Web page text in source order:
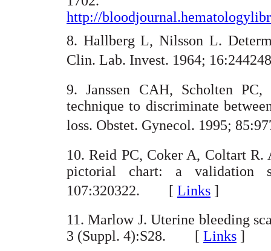
http://
8. Hallberg L, Nilsson L.
Clin. Lab. Invest. 1964;
9. Janssen CAH, Scholten
technique to discriminate
loss. Obstet. Gynecol. 1995;
10. Reid PC, Coker A, Coltart R.
pictorial chart: a validation
107:320322. [ Links ]
11. Marlow J. Uterine bleeding
3 (Suppl. 4):S28. [ Links ]